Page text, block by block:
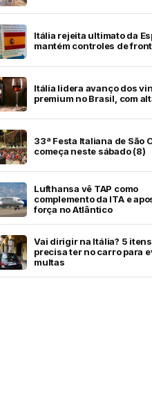
Itália rejeita ultimato da
mantém controles de
Itália lidera avanço dos
premium no Brasil, com
33ª Festa Italiana de São
começa neste sábado (8)
Lufthansa vê TAP como
complemento da ITA e
força no Atlântico
Vai dirigir na Itália? 5
precisa ter no carro para
multas